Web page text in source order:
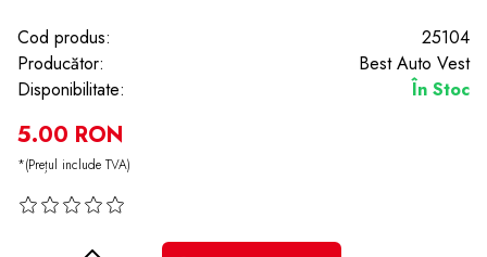
Cod produs:
25104
Producător:
Best Auto Vest
Disponibilitate:
În Stoc
5.00 RON
*(Prețul include TVA)